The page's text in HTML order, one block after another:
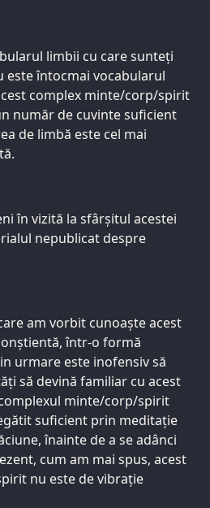
limbii cu care sunteți
este întocmai vocabularul
complex minte/corp/spirit
număr de cuvinte suficient
de limbă este cel mai
în vizită la sfârșitul acestei
nepublicat despre
am vorbit cunoaște acest
într-o formă
urmare este inofensiv să
să devină familiar cu acest
minte/corp/spirit
suficient prin meditație
înainte de a se adânci
cum am mai spus, acest
nu este de vibrație